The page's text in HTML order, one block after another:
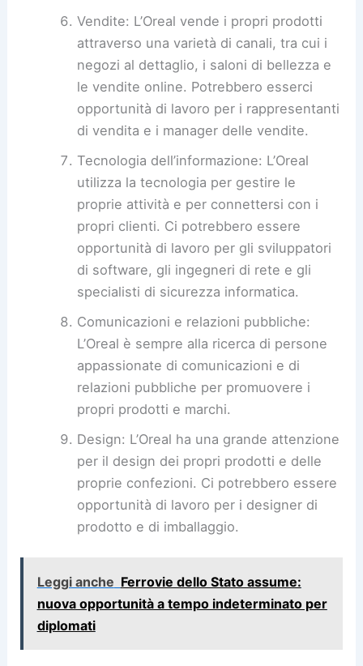
Vendite: L’Oreal vende i propri prodotti
attraverso una varietà di canali, tra cui i
negozi al dettaglio, i saloni di bellezza e
le vendite online. Potrebbero esserci
opportunità di lavoro per i rappresentanti
di vendita e i manager delle vendite.
Tecnologia dell’informazione: L’Oreal
utilizza la tecnologia per gestire le
proprie attività e per connettersi con i
propri clienti. Ci potrebbero essere
opportunità di lavoro per gli sviluppatori
di software, gli ingegneri di rete e gli
specialisti di sicurezza informatica.
Comunicazioni e relazioni pubbliche:
L’Oreal è sempre alla ricerca di persone
appassionate di comunicazioni e di
relazioni pubbliche per promuovere i
propri prodotti e marchi.
Design: L’Oreal ha una grande attenzione
per il design dei propri prodotti e delle
proprie confezioni. Ci potrebbero essere
opportunità di lavoro per i designer di
prodotto e di imballaggio.
Leggi anche Ferrovie dello Stato assume:
nuova opportunità a tempo indeterminato per
diplomati